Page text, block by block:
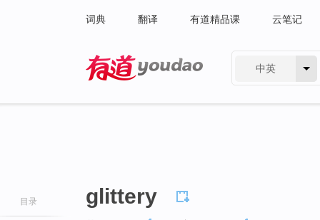
词典 翻译 有道精品课 云笔记
中英
目录 glittery